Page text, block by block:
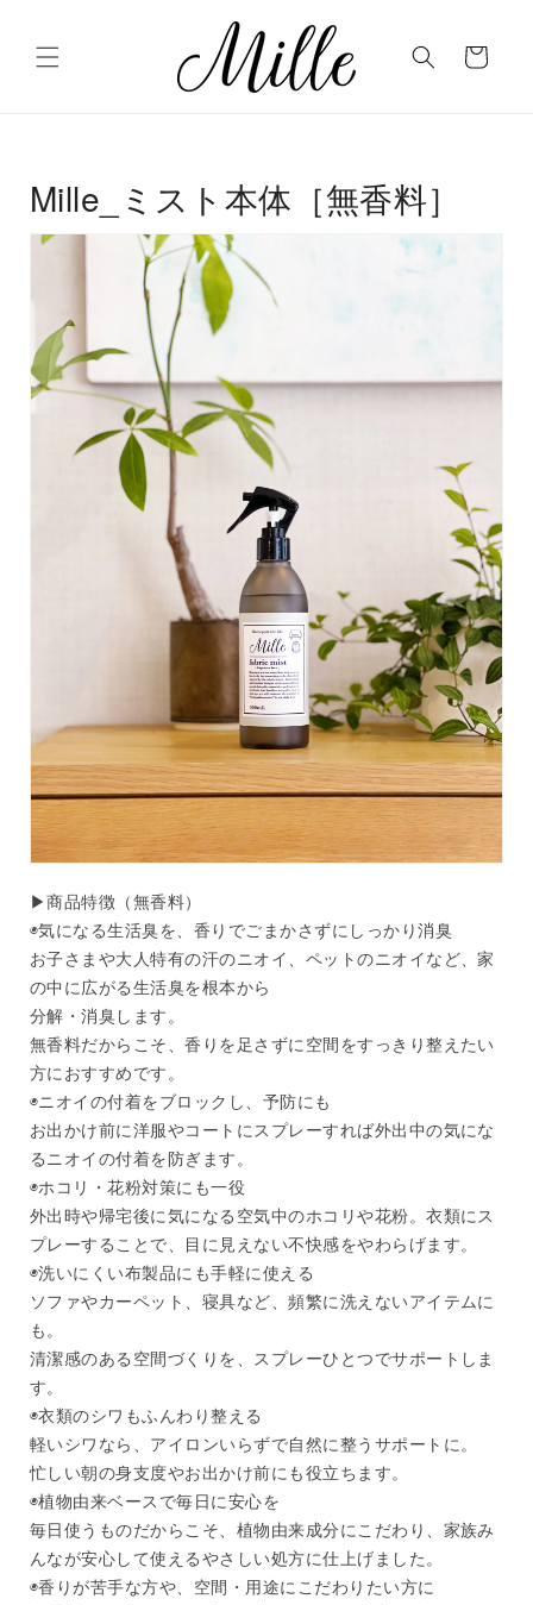
進む
ー
Mille_ミスト本体［無香料］
▶︎商品特徴（無香料）
◉気になる生活臭を、香りでごまかさずにしっかり消臭
お子さまや大人特有の汗のニオイ、ペットのニオイなど、家
の中に広がる生活臭を根本から
分解・消臭します。
無香料だからこそ、香りを足さずに空間をすっきり整えたい
方におすすめです。
◉ニオイの付着をブロックし、予防にも
お出かけ前に洋服やコートにスプレーすれば外出中の気にな
るニオイの付着を防ぎます。
◉ホコリ・花粉対策にも一役
外出時や帰宅後に気になる空気中のホコリや花粉。衣類にス
プレーすることで、目に見えない不快感をやわらげます。
◉洗いにくい布製品にも手軽に使える
ソファやカーペット、寝具など、頻繁に洗えないアイテムに
も。
清潔感のある空間づくりを、スプレーひとつでサポートしま
す。
◉衣類のシワもふんわり整える
軽いシワなら、アイロンいらずで自然に整うサポートに。
忙しい朝の身支度やお出かけ前にも役立ちます。
◉植物由来ベースで毎日に安心を
毎日使うものだからこそ、植物由来成分にこだわり、家族み
んなが安心して使えるやさしい処方に仕上げました。
◉香りが苦手な方や、空間・用途にこだわりたい方に